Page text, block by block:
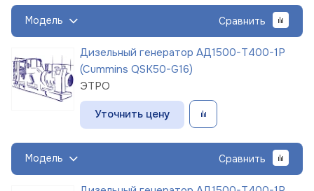
Модель Сравнить
Дизельный генератор АД1500-Т400-1Р
(Cummins QSK50-G16)
ЭТРО
Уточнить цену
Модель Сравнить